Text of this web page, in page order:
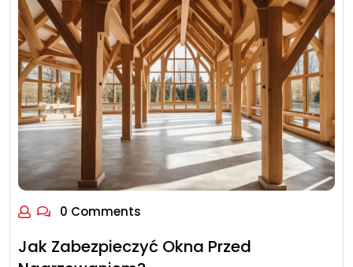
0 Comments
Jak Zabezpieczyć Okna Przed